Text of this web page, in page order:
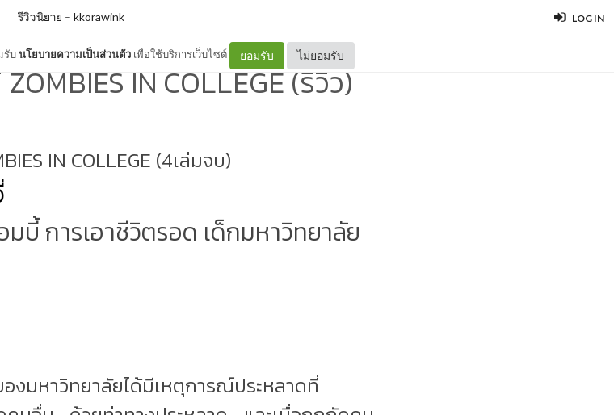
LOG IN
รับนโยบายความเป็นส่วนตัว เพื่อใช้บริการเว็บไซต์ ยอมรับ ไม่ยอมรับ
รีวิวนิยาย – kkorawink
IN COLLEGE (รีวิว)
IN COLLEGE (4เล่มจบ)
บี้ การเอาชีวิตรอด เด็กมหาวิทยาลัย
มหาวิทยาลัยได้มีเหตุการณ์ประหลาดที่